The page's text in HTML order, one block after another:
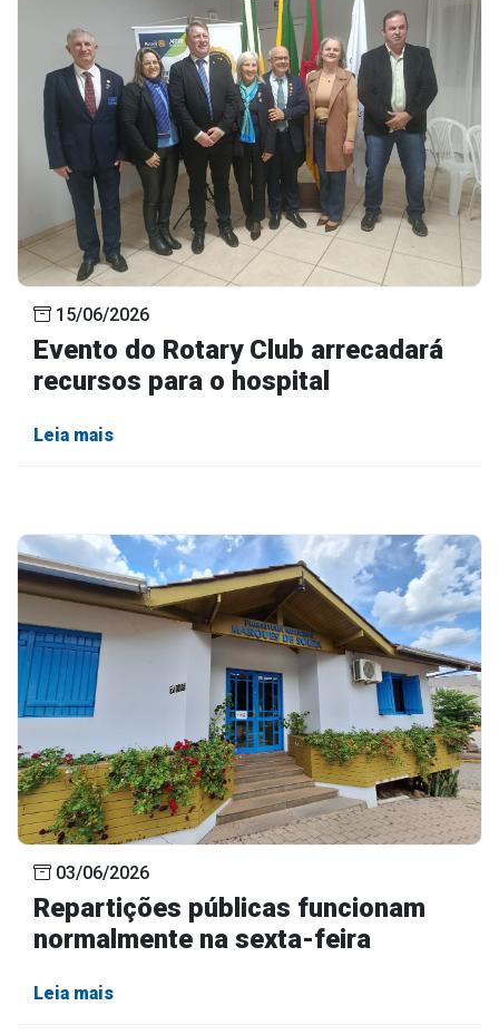
15/06/2026
Evento do Rotary Club arrecadará
recursos para o hospital
Leia mais
03/06/2026
Repartições públicas funcionam
normalmente na sexta-feira
Leia mais